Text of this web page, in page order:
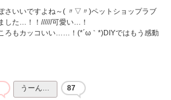
さいいですよね～( 〃▽〃)ペットショップラブ
した…！！//////可愛い…！
ろもカッコいい……！(*´ω｀*)DIYではもう感動
うーん… 87